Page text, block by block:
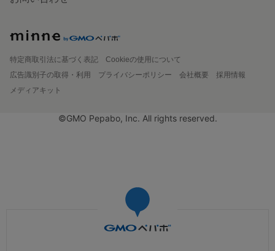
特定商取引法に基づく表記
Cookieの使用について
広告識別子の取得・利用
プライバシーポリシー 会社概要
採用情報
メディアキット
©GMO Pepabo, Inc. All rights reserved.